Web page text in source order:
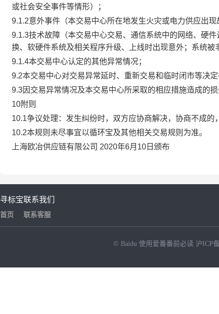
或社会安全事件等情形）；
9.1.2意外事件（本交易中心所在地发生火灾或电力供应出
9.1.3技术故障（本交易中心交易、通信系统中的网络、硬
换、软硬件系统及相关程序升级、上线时出现意外；系统
9.1.4本交易中心认定的其他异常情况；
9.2本交易中心对交易异常延时、重新交易和临时闭市等决
9.3因交易异常情况及本交易中心所采取的相应措施造成的
10附则
10.1争议处理：发生纠纷时，双方应协商解决，协商不成
10.2本规则未尽事宜以循环宝及其他相关交易规则为准。
上海欧冶供应链有限公司 2020年6月10日颁布
寻标宝
首页
联系我们
联系客服
© Baidu 使用爱番番前必读 沪ICP